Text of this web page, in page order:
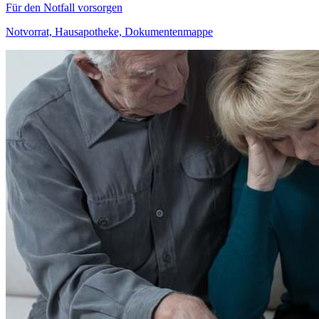
Für den Notfall vorsorgen
Notvorrat, Hausapotheke, Dokumentenmappe